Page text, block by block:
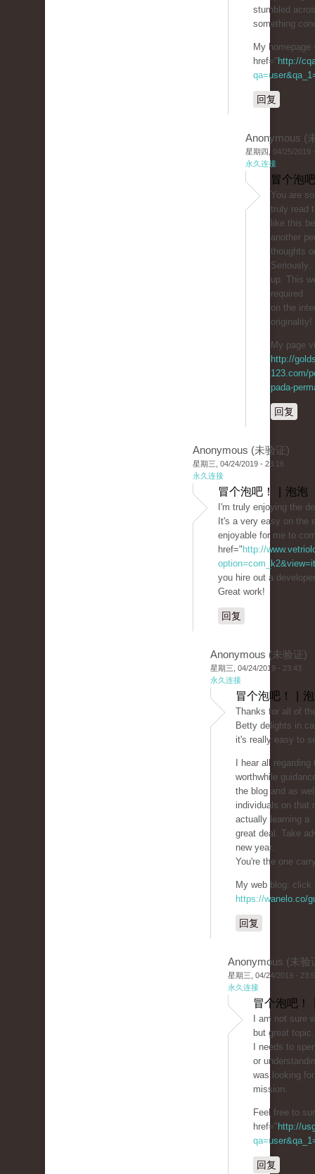
stumbled
something
My homepage
href=" http://
回复
Anonymous (
星期四, 04/25/2019
永久连接
冒个泡
You are
truly read
like this
another
thoughts
up. This
required
on the
originality!
My page
http://
123.com/
pada-
回复
Anonymous (未验证)
星期三, 04/24/2019 - 23:16
永久连接
冒个泡吧！ | 泡泡
I'm truly enjoying the
It's a very easy on the
enjoyable for me to
href=" http://
you hire out a
Great work!
回复
Anonymous (未验证)
星期三, 04/24/2019 - 23:43
永久连接
冒个泡吧！ |
Thanks for all of
Betty delights in
it's really easy to
I hear all
worthwhile
the blog and as
individuals on that
actually learning a
great deal. Take
new year.
You're the one
My web blog: click
https://wanelo.co/
回复
Anonymous (未验
星期三, 04/24/2019 -
永久连接
冒个泡吧！
I am not sure
but great topic.
I needs to
or
was looking
mission.
Feel free to
href=" http://
回复